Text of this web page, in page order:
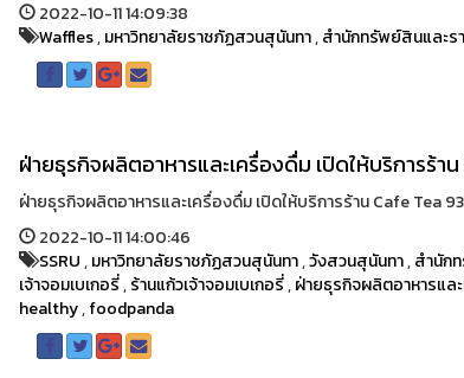
2022-10-11 14:09:38
Waffles,มหาวิทยาลัยราชภัฏสวนสุนันทา,สำนักทรัพย์สินและร
ฝ่ายธุรกิจผลิตอาหารและเครื่องดื่ม เปิดให้บริการร้า
ฝ่ายธุรกิจผลิตอาหารและเครื่องดื่ม เปิดให้บริการร้าน Cafe Tea
2022-10-11 14:00:46
SSRU,มหาวิทยาลัยราชภัฏสวนสุนันทา,วังสวนสุนันทา,สำนัก
เจ้าจอมเบเกอรี่,ร้านแก้วเจ้าจอมเบเกอรี่,ฝ่ายธุรกิจผลิตอาหารแล
healthy,foodpanda